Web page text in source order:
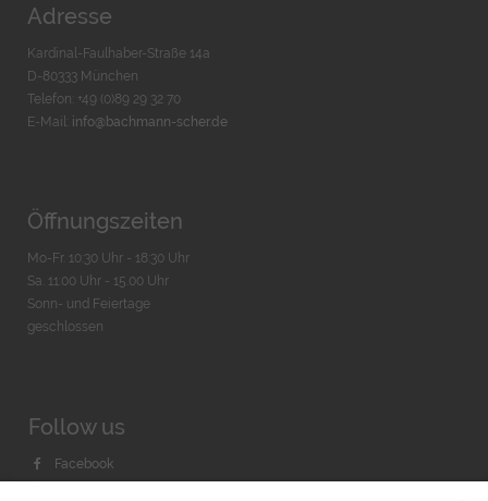
Adresse
Kardinal-Faulhaber-Straße 14a
D-80333 München
Telefon: +49 (0)89 29 32 70
E-Mail: info@bachmann-scher.de
Öffnungszeiten
Mo-Fr. 10:30 Uhr - 18:30 Uhr
Sa. 11:00 Uhr - 15.00 Uhr
Sonn- und Feiertage
geschlossen
Follow us
Facebook